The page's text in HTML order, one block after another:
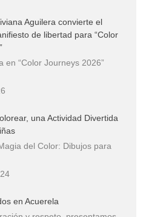
Aguilera convierte el
de libertad para “Color
en “Color Journeys 2026”
una Actividad Divertida
del Color: Dibujos para
en Acuerela